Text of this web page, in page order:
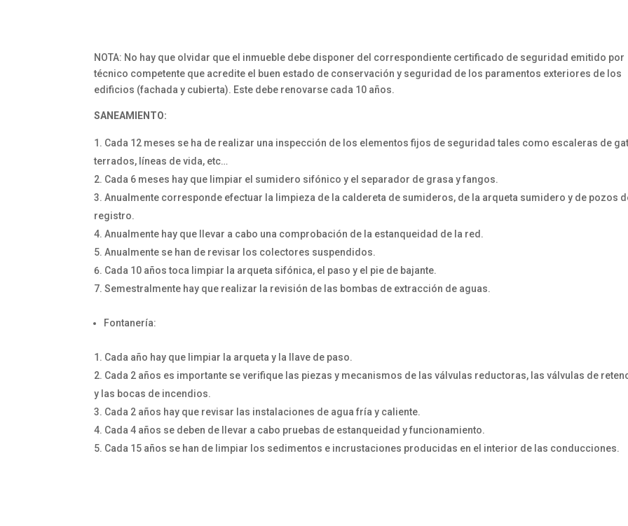
NOTA: No hay que olvidar que el inmueble debe disponer del correspondiente certificado de seguridad emitido por
técnico competente que acredite el buen estado de conservación y seguridad de los paramentos exteriores de los
edificios (fachada y cubierta). Este debe renovarse cada 10 años.
SANEAMIENTO:
Cada 12 meses se ha de realizar una inspección de los elementos fijos de seguridad tales como escaleras de
terrados, líneas de vida, etc…
Cada 6 meses hay que limpiar el sumidero sifónico y el separador de grasa y fangos.
Anualmente corresponde efectuar la limpieza de la caldereta de sumideros, de la arqueta sumidero y de pozos
registro.
Anualmente hay que llevar a cabo una comprobación de la estanqueidad de la red.
Anualmente se han de revisar los colectores suspendidos.
Cada 10 años toca limpiar la arqueta sifónica, el paso y el pie de bajante.
Semestralmente hay que realizar la revisión de las bombas de extracción de aguas.
Fontanería:
Cada año hay que limpiar la arqueta y la llave de paso.
Cada 2 años es importante se verifique las piezas y mecanismos de las válvulas reductoras, las válvulas de
y las bocas de incendios.
Cada 2 años hay que revisar las instalaciones de agua fría y caliente.
Cada 4 años se deben de llevar a cabo pruebas de estanqueidad y funcionamiento.
Cada 15 años se han de limpiar los sedimentos e incrustaciones producidas en el interior de las conducciones.